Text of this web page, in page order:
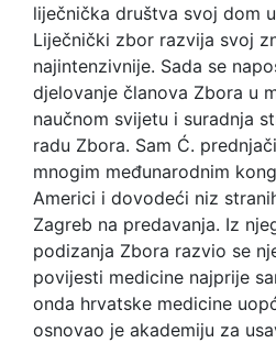
liječnička društva svoj dom
Liječnički zbor razvija svoj
najintenzivnije. Sada se
djelovanje članova Zbora u
naučnom svijetu i suradnja
radu Zbora. Sam Ć.
mnogim međunarodnim
Americi i dovodeći niz
Zagreb na predavanja. Iz
podizanja Zbora razvio se
povijesti medicine najprije
onda hrvatske medicine
osnovao je akademiju za